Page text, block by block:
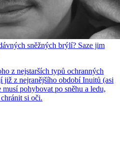
sněžných brýlí? Saze jim
z nejstarších typů ochranných
již z nejranějšího období Inuitů (asi
pohybovat po sněhu a ledu,
si oči.